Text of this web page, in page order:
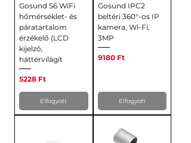
Gosund S6 WiFi
hőmérséklet- és
páratartalom
érzékelő (LCD
kijelző,
háttérvilágít
Ár
5228 Ft
Elfogyott
Gosund IPC2
beltéri 360°-os IP
kamera, Wi-Fi,
3MP
Ár
9180 Ft
Elfogyott